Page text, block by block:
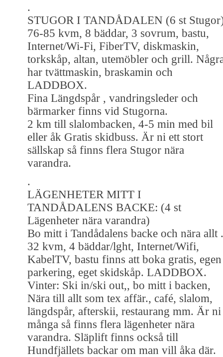
.
STUGOR I TANDÅDALEN (6 st
76-85 kvm, 8 bäddar, 3 sovrum, bastu,
Internet/Wi-Fi, FiberTV, diskmaskin,
torkskåp, altan, utemöbler och grill.
har tvättmaskin, braskamin och
LADDBOX.
Fina Längdspår , vandringsleder och
bärmarker finns vid Stugorna.
2 km till slalombacken, 4-5 min med bil
eller åk Gratis skidbuss. Är ni ett stort
sällskap så finns flera Stugor nära
varandra.
.
LÄGENHETER MITT I
TANDÅDALENS BACKE: (4 st
Lägenheter nära varandra)
Bo mitt i Tandådalens backe och nära allt .
32 kvm, 4 bäddar/lght, Internet/Wifi,
KabelTV, bastu finns att boka gratis, egen
parkering, eget skidskåp. LADDBOX.
Vinter: Ski in/ski out,, bo mitt i backen,
Nära till allt som tex affär., café, slalom,
längdspår, afterskii, restaurang mm. Är ni
många så finns flera lägenheter nära
varandra. Släplift finns också till
Hundfjällets backar om man vill åka där.